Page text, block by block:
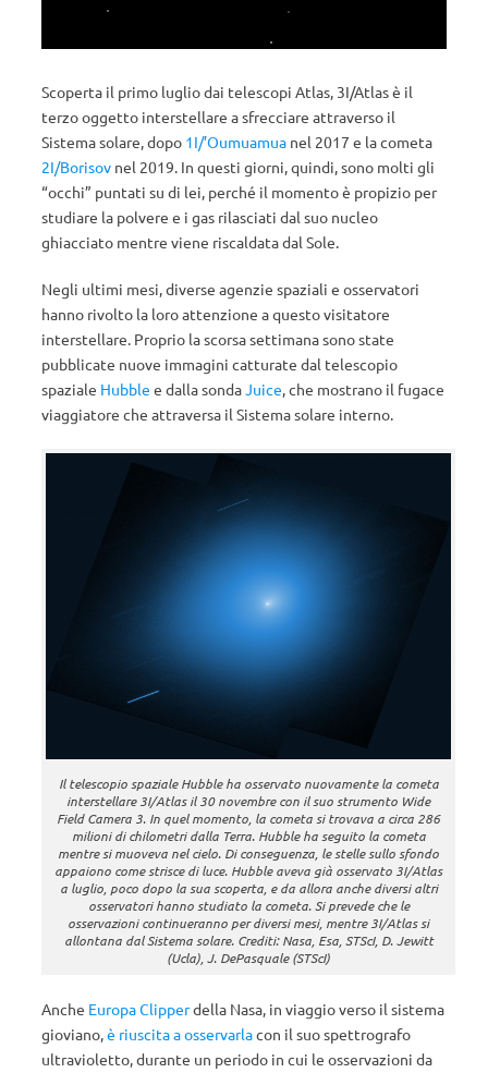
Scoperta il primo luglio dai telescopi Atlas, 3I/Atlas è il
terzo oggetto interstellare a sfrecciare attraverso il
Sistema solare, dopo 1I/’Oumuamua nel 2017 e la cometa
2I/Borisov nel 2019. In questi giorni, quindi, sono molti gli
“occhi” puntati su di lei, perché il momento è propizio per
studiare la polvere e i gas rilasciati dal suo nucleo
ghiacciato mentre viene riscaldata dal Sole.
Negli ultimi mesi, diverse agenzie spaziali e osservatori
hanno rivolto la loro attenzione a questo visitatore
interstellare. Proprio la scorsa settimana sono state
pubblicate nuove immagini catturate dal telescopio
spaziale Hubble e dalla sondaJuice, che mostrano il fugace
viaggiatore che attraversa il Sistema solare interno.
Il telescopio spaziale Hubble ha osservato nuovamente la cometa
interstellare 3I/Atlas il 30 novembre con il suo strumento Wide
Field Camera 3. In quel momento, la cometa si trovava a circa 286
milioni di chilometri dalla Terra. Hubble ha seguito la cometa
mentre si muoveva nel cielo. Di conseguenza, le stelle sullo sfondo
appaiono come strisce di luce. Hubble aveva già osservato 3I/Atlas
a luglio, poco dopo la sua scoperta, e da allora anche diversi altri
osservatori hanno studiato la cometa. Si prevede che le
osservazioni continueranno per diversi mesi, mentre 3I/Atlas si
allontana dal Sistema solare. Crediti: Nasa, Esa, STScI, D. Jewitt
(Ucla), J. DePasquale (STScI)
Anche Europa Clipperdella Nasa, in viaggio verso il sistema
gioviano,è riuscita a osservarlacon il suo spettrografo
ultravioletto, durante un periodo in cui le osservazioni da